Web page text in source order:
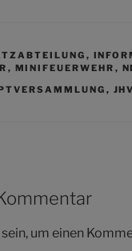
,
, MINIFEUERWEHR ,
, JHV
sein, um einen